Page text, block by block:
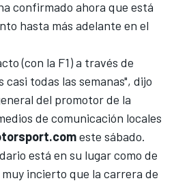
confirmado ahora que está
hasta más adelante en el
(con la F1) a través de
todas las semanas", dijo
del promotor de la
de comunicación locales
este sábado.
está en su lugar como de
incierto que la carrera de